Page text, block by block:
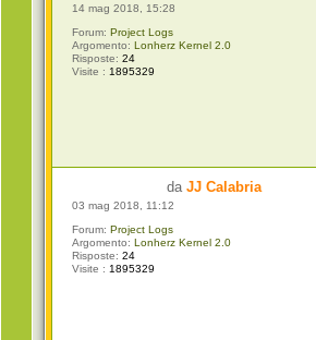
14 mag 2018, 15:28
Forum: Project Logs
Argomento: Lonherz Kernel 2.0
Risposte: 24
Visite : 1895329
daJJ Calabria
03 mag 2018, 11:12
Forum: Project Logs
Argomento: Lonherz Kernel 2.0
Risposte: 24
Visite : 1895329